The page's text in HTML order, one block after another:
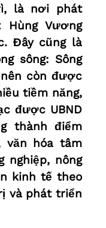
là nơi phát
Vương
Đây cũng là
sông: Sông
còn được
tiềm năng,
được UBND
thành điểm
văn hóa tâm
nghiệp, nông
kinh tế theo
và phát triển